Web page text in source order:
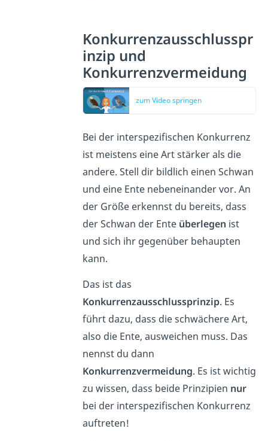
Konkurrenzausschlusspr
inzip und
Konkurrenzvermeidung
zum Video springen
Bei der interspezifischen Konkurrenz
ist meistens eine Art stärker als die
andere. Stell dir bildlich einen Schwan
und eine Ente nebeneinander vor. An
der Größe erkennst du bereits, dass
der Schwan der Ente überlegen ist
und sich ihr gegenüber behaupten
kann.
Das ist das
Konkurrenzausschlussprinzip. Es
führt dazu, dass die schwächere Art,
also die Ente, ausweichen muss. Das
nennst du dann
Konkurrenzvermeidung. Es ist wichtig
zu wissen, dass beide Prinzipien nur
bei der interspezifischen Konkurrenz
auftreten!